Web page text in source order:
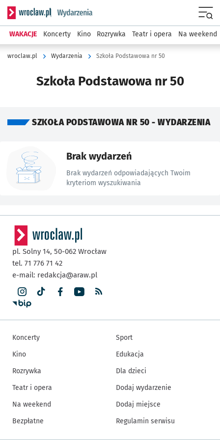
Serwis informacyjny wroclaw.pl podserwis: Wydarzenia
WAKACJE Koncerty Kino Rozrywka Teatr i opera Na weekend
wroclaw.pl Wydarzenia Szkoła Podstawowa nr 50
Szkoła Podstawowa nr 50
SZKOŁA PODSTAWOWA NR 50 - WYDARZENIA
Brak wydarzeń
Brak wydarzeń odpowiadających Twoim
kryteriom wyszukiwania
pl. Solny 14, 50-062 Wrocław
tel. 71 776 71 42
e-mail: redakcja@araw.pl
Koncerty
Kino
Rozrywka
Teatr i opera
Na weekend
Bezpłatne
Sport
Edukacja
Dla dzieci
Dodaj wydarzenie
Dodaj miejsce
Regulamin serwisu